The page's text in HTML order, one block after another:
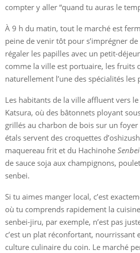
compter y aller “quand tu auras le
À 9 h du matin, tout le marché est
peine de venir tôt pour s’imprégner de
régaler les papilles avec un petit-
comme la ville est portuaire, les fruits
naturellement l’une des spécialités les
Les habitants de la ville affluent vers
Katsura, où des bâtonnets ployant
grillés au charbon de bois sur un
étals servent des croquettes
maquereau frit et du Hachinohe
de sauce soja aux champignons,
senbei.
Si tu aimes manger local, c’est
où tu comprends rapidement la
senbei-jiru, par exemple, n’est pas
c’est un plat réconfortant, nourrissant
culture culinaire du coin. Le marché